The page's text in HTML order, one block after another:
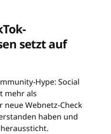
setzt auf
Hype: Social
mehr als
Webnetz-Check
haben und